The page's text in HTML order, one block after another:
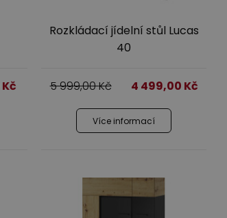
Kč
Rozkládací jídelní stůl Lucas
40
5 999,00Kč 4 499,00 Kč
Více informací